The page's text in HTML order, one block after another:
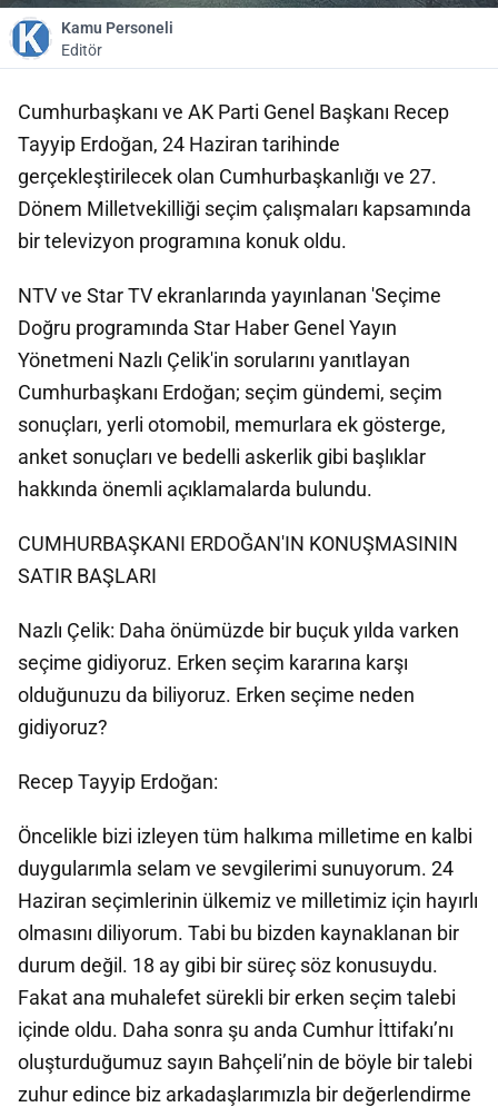
Kamu Personeli
Editör
Cumhurbaşkanı ve AK Parti Genel Başkanı Recep
Tayyip Erdoğan, 24 Haziran tarihinde
gerçekleştirilecek olan Cumhurbaşkanlığı ve 27.
Dönem Milletvekilliği seçim çalışmaları kapsamında
bir televizyon programına konuk oldu.
NTV ve Star TV ekranlarında yayınlanan 'Seçime
Doğru programında Star Haber Genel Yayın
Yönetmeni Nazlı Çelik'in sorularını yanıtlayan
Cumhurbaşkanı Erdoğan; seçim gündemi, seçim
sonuçları, yerli otomobil, memurlara ek gösterge,
anket sonuçları ve bedelli askerlik gibi başlıklar
hakkında önemli açıklamalarda bulundu.
CUMHURBAŞKANI ERDOĞAN'IN KONUŞMASININ
SATIR BAŞLARI
Nazlı Çelik: Daha önümüzde bir buçuk yılda varken
seçime gidiyoruz. Erken seçim kararına karşı
olduğunuzu da biliyoruz. Erken seçime neden
gidiyoruz?
Recep Tayyip Erdoğan:
Öncelikle bizi izleyen tüm halkıma milletime en kalbi
duygularımla selam ve sevgilerimi sunuyorum. 24
Haziran seçimlerinin ülkemiz ve milletimiz için hayırlı
olmasını diliyorum. Tabi bu bizden kaynaklanan bir
durum değil. 18 ay gibi bir süreç söz konusuydu.
Fakat ana muhalefet sürekli bir erken seçim talebi
içinde oldu. Daha sonra şu anda Cumhur İttifakı’nı
oluşturduğumuz sayın Bahçeli’nin de böyle bir talebi
zuhur edince biz arkadaşlarımızla bir değerlendirme